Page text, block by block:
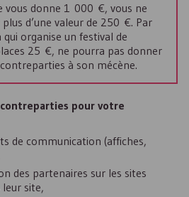
vous donne 1 000 €, vous ne
d’une valeur de 250 €. Par
qui organise un festival de
25 €, ne pourra pas donner
à son mécène.
pour votre
de communication (affiches,
des partenaires sur les sites
site,